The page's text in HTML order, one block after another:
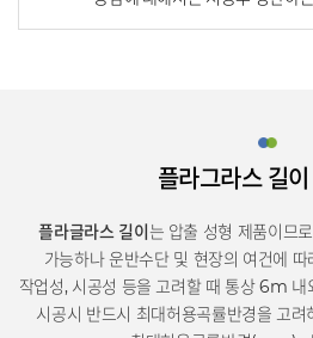
플라그라스 길
플라글라스 길이는 압출 성형 제품이므
가능하나 운반수단 및 현장의 여건에
작업성, 시공성 등을 고려할 때 통상 6m 내
시공시 반드시 최대허용곡률반경을 고